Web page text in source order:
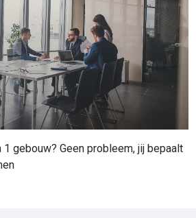
gebouw? Geen probleem, jij bepaalt